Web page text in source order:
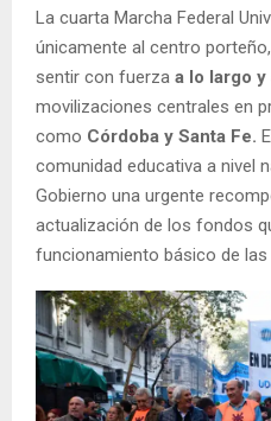
La cuarta Marcha Federal
únicamente al centro
sentir con fuerza a lo largo
movilizaciones centrales en
como Córdoba y Santa Fe.
comunidad educativa a nivel
Gobierno una urgente
actualización de los fondos
funcionamiento básico de